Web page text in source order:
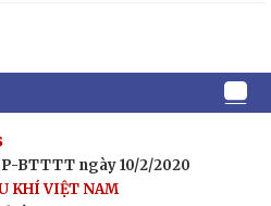
BTTTT ngày 10/2/2020
KHÍ VIỆT NAM